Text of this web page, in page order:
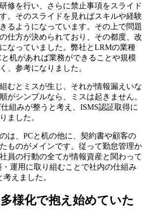
修を行い、さらに禁止事項をスライド
。そのスライドを見ればスキルや経験
るようになっています。その上で問題
仕方が決められており、その都度、改
なっていました。弊社とLRMの業種
机があれば業務ができることや規模
、参考になりました。
むとミスが生じ、それが情報漏えいな
がシンプルなら、ミスは起きません。
組みが整うと考え、ISMS認証取得に
ました。
は、PCと机の他に、契約書や顧客の
ものがメインです。従って勤怠管理か
員の行動の全てが情報資産と関わって
運用に取り組むことで社内の仕組み
えました。
様化で抱え始めていた